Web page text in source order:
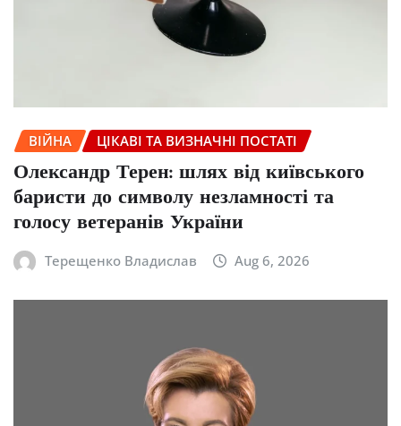
ВІЙНА ЦІКАВІ ТА ВИЗНАЧНІ ПОСТАТІ
Олександр Терен: шлях від київського
баристи до символу незламності та
голосу ветеранів України
Терещенко Владислав Aug 6, 2026